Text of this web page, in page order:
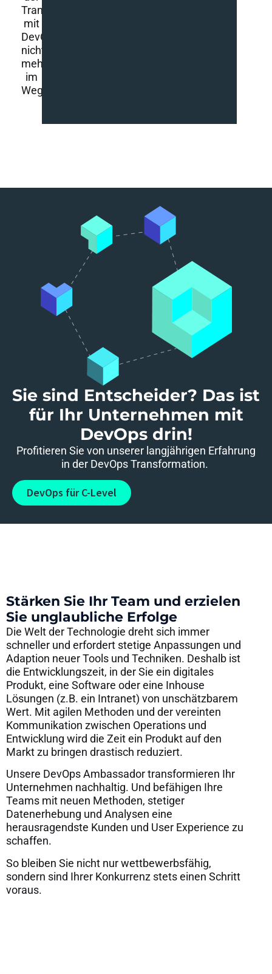
Transformation
mit
DevOps
nichts
mehr
im
Weg.
Sie sind Entscheider? Das ist
für Ihr Unternehmen mit
DevOps drin!​
Profitieren Sie von unserer langjährigen Erfahrung
in der DevOps Transformation. ​
DevOps für C-Level
Stärken Sie Ihr Team und erzielen
Sie unglaubliche Erfolge
Die Welt der Technologie dreht sich immer
schneller und erfordert stetige Anpassungen und
Adaption neuer Tools und Techniken. Deshalb ist
die Entwicklungszeit, in der Sie ein digitales
Produkt, eine Software oder eine Inhouse
Lösungen (z.B. ein Intranet) von unschätzbarem
Wert. Mit agilen Methoden und der vereinten
Kommunikation zwischen Operations und
Entwicklung wird die Zeit ein Produkt auf den
Markt zu bringen drastisch reduziert.
Unsere DevOps Ambassador transformieren Ihr
Unternehmen nachhaltig. Und befähigen Ihre
Teams mit neuen Methoden, stetiger
Datenerhebung und Analysen eine
herausragendste Kunden und User Experience zu
schaffen.
So bleiben Sie nicht nur wettbewerbsfähig,
sondern sind Ihrer Konkurrenz stets einen Schritt
voraus.